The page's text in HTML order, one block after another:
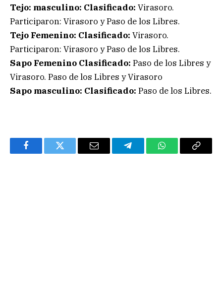
Tejo: masculino: Clasificado: Virasoro.
Participaron: Virasoro y Paso de los Libres.
Tejo Femenino: Clasificado: Virasoro.
Participaron: Virasoro y Paso de los Libres.
Sapo Femenino Clasificado: Paso de los Libres y
Virasoro. Paso de los Libres y Virasoro
Sapo masculino: Clasificado: Paso de los Libres.
FacebookTwitter Email TelegramWhatsAppCopy